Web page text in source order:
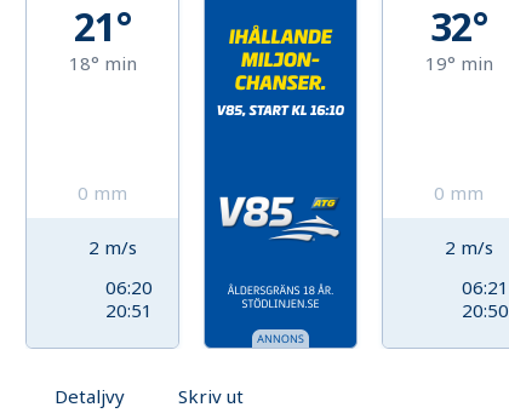
21°
18° min
0 mm
2 m/s
06:20
20:51
32°
19° min
0 mm
2 m/s
06:21
20:50
Detaljvy Skriv ut